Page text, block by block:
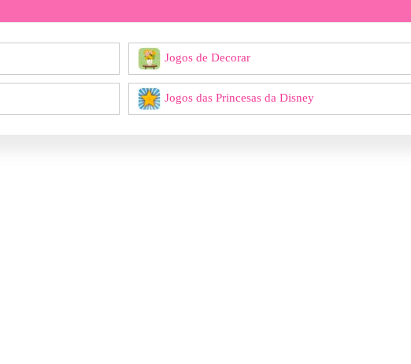
Jogos de Decorar
Jogos das Princesas da Disney